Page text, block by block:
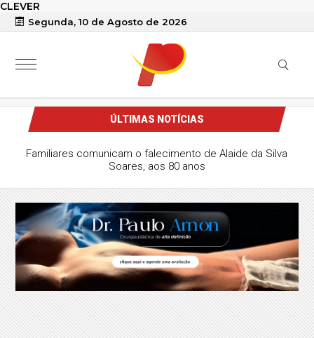
CLEVER
Segunda, 10 de Agosto de 2026
ÚLTIMAS NOTÍCIAS
Familiares comunicam o falecimento de Alaide da Silva
Soares, aos 80 anos